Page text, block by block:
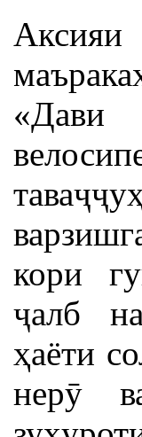
«Дави
кори
ҷалб
ҳаёти
нерӯ